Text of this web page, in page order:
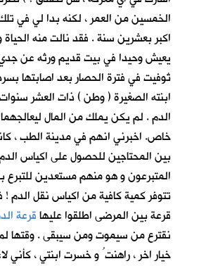
الخمسين من العمر ، لكنه بدا لي في
اكبر بعشرين سنة . فقد نالت منه
يعيش وحيدا في بيت قديم ورثه عن
تُوفيت في فترة الحصار بعد اصابتها
ابنته الصغيرة ( وطن ) ذات العشر
الدم . لم يكن يملك من المال
خاص. اخبرني انهم في مدينة الطب ،
بين المحتاجين للحصول على اكياس
المتبرعون و هو منهم مستعدين للتبرع
تتوفر كمية كافية من اكياس نقل الدم !
قرعة بين المرضى اطلقوا عليهاقرعة
نقترع من سيموت ومن سيبقى . وقتها
خيار اخر ، راهنت ُ و خسرت ابنتي ، كأني